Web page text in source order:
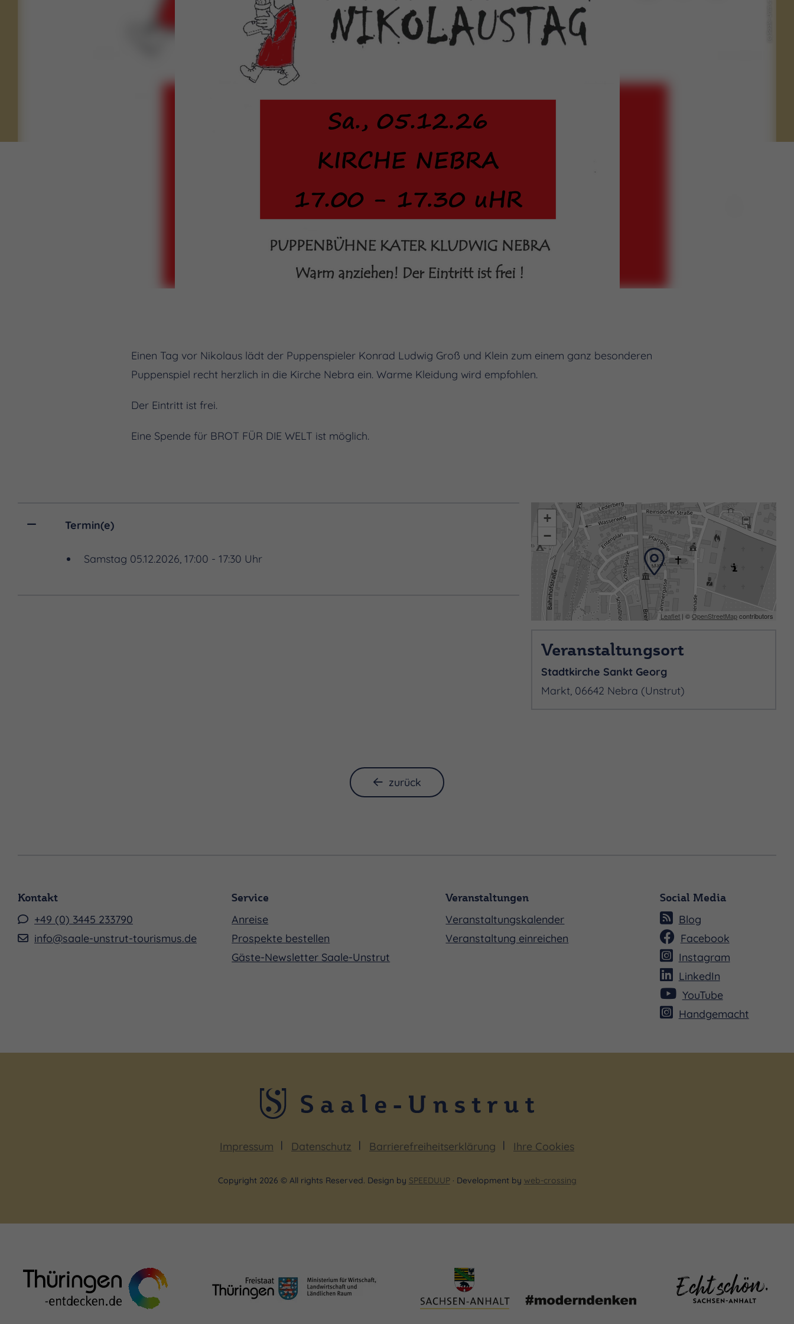
Einen Tag vor Nikolaus lädt der Puppenspieler Konrad Ludwig Groß und Klein zum einem ganz besonderen
Puppenspiel recht herzlich in die Kirche Nebra ein. Warme Kleidung wird empfohlen.
Der Eintritt ist frei.
Eine Spende für BROT FÜR DIE WELT ist möglich.
Termin(e)
Samstag 05.12.2026, 17:00 - 17:30 Uhr
+
−
Leaflet| ©OpenStreetMapcontributors
Veranstaltungsort
Stadtkirche Sankt Georg
Markt, 06642 Nebra (Unstrut)
zurück
Kontakt
+49 (0) 3445 233790
info@saale-unstrut-tourismus.de
Service
Anreise
Prospekte bestellen
Gäste-Newsletter Saale-Unstrut
Veranstaltungen
Veranstaltungskalender
Veranstaltung einreichen
Social Media
Blog
Facebook
Instagram
LinkedIn
YouTube
Handgemacht
Impressum Datenschutz Barrierefreiheitserklärung Ihre Cookies
Copyright 2026 © All rights Reserved. Design by SPEEDUUP· Development by web-crossing